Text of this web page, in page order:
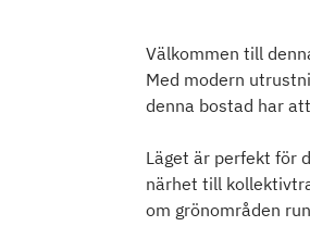
Välkommen till
Med modern
denna bostad har
Läget är perfekt för
närhet till
om grönområden